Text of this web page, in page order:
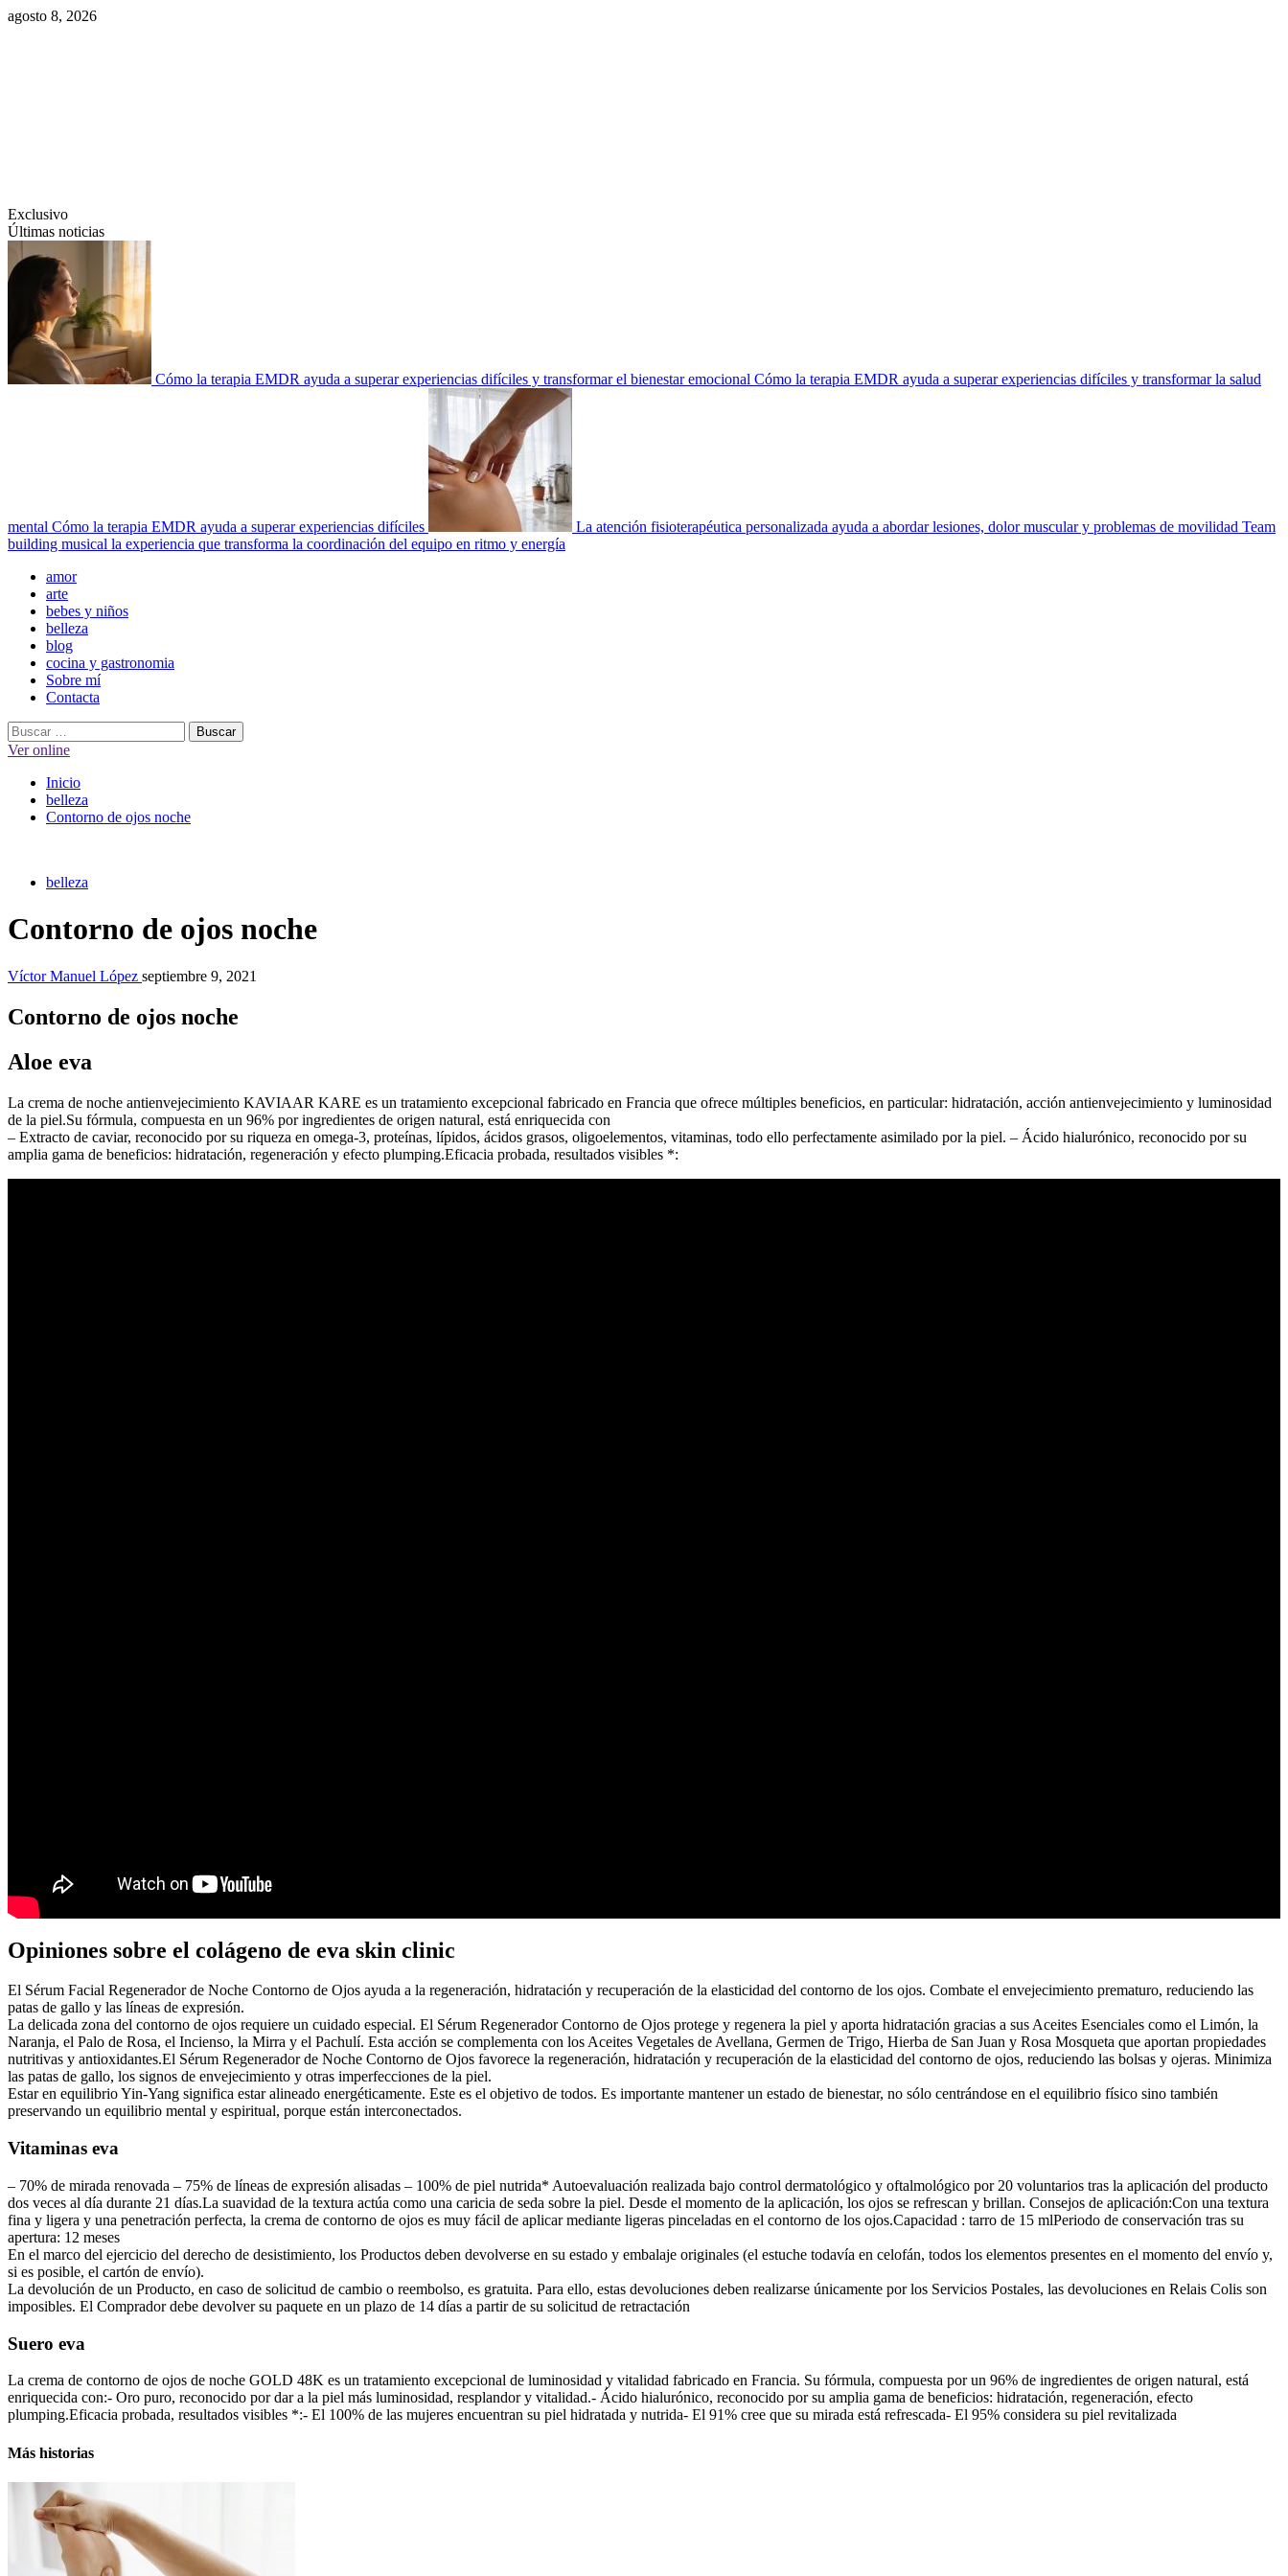
Saltar
agosto 8, 2026
Exclusivo
Últimas noticias
Cómo la terapia EMDR ayuda a superar experiencias difíciles y transformar el bienestar emocional Cómo la terapia EMDR ayuda a superar experiencias difíciles y transformar la salud
mental Cómo la terapia EMDR ayuda a superar experiencias difíciles La atención fisioterapéutica personalizada ayuda a abordar lesiones, dolor muscular y problemas de movilidad Team
building musical la experiencia que transforma la coordinación del equipo en ritmo y energía
Menú
principal
amor
arte
bebes y niños
belleza
blog
cocina y gastronomia
Sobre mí
Contacta
Buscar:
Ver online
Inicio
belleza
Contorno de ojos noche
belleza
Contorno de ojos noche
Víctor Manuel López septiembre 9, 2021
Contorno de ojos noche
Aloe eva
La crema de noche antienvejecimiento KAVIAAR KARE es un tratamiento excepcional fabricado en Francia que ofrece múltiples beneficios, en particular: hidratación, acción antienvejecimiento y luminosidad
de la piel.Su fórmula, compuesta en un 96% por ingredientes de origen natural, está enriquecida con
– Extracto de caviar, reconocido por su riqueza en omega-3, proteínas, lípidos, ácidos grasos, oligoelementos, vitaminas, todo ello perfectamente asimilado por la piel. – Ácido hialurónico, reconocido por su
amplia gama de beneficios: hidratación, regeneración y efecto plumping.Eficacia probada, resultados visibles *:
Opiniones sobre el colágeno de eva skin clinic
El Sérum Facial Regenerador de Noche Contorno de Ojos ayuda a la regeneración, hidratación y recuperación de la elasticidad del contorno de los ojos. Combate el envejecimiento prematuro, reduciendo las
patas de gallo y las líneas de expresión.
La delicada zona del contorno de ojos requiere un cuidado especial. El Sérum Regenerador Contorno de Ojos protege y regenera la piel y aporta hidratación gracias a sus Aceites Esenciales como el Limón, la
Naranja, el Palo de Rosa, el Incienso, la Mirra y el Pachulí. Esta acción se complementa con los Aceites Vegetales de Avellana, Germen de Trigo, Hierba de San Juan y Rosa Mosqueta que aportan propiedades
nutritivas y antioxidantes.El Sérum Regenerador de Noche Contorno de Ojos favorece la regeneración, hidratación y recuperación de la elasticidad del contorno de ojos, reduciendo las bolsas y ojeras. Minimiza
las patas de gallo, los signos de envejecimiento y otras imperfecciones de la piel.
Estar en equilibrio Yin-Yang significa estar alineado energéticamente. Este es el objetivo de todos. Es importante mantener un estado de bienestar, no sólo centrándose en el equilibrio físico sino también
preservando un equilibrio mental y espiritual, porque están interconectados.
Vitaminas eva
– 70% de mirada renovada – 75% de líneas de expresión alisadas – 100% de piel nutrida* Autoevaluación realizada bajo control dermatológico y oftalmológico por 20 voluntarios tras la aplicación del producto
dos veces al día durante 21 días.La suavidad de la textura actúa como una caricia de seda sobre la piel. Desde el momento de la aplicación, los ojos se refrescan y brillan. Consejos de aplicación:Con una textura
fina y ligera y una penetración perfecta, la crema de contorno de ojos es muy fácil de aplicar mediante ligeras pinceladas en el contorno de los ojos.Capacidad : tarro de 15 mlPeriodo de conservación tras su
apertura: 12 meses
En el marco del ejercicio del derecho de desistimiento, los Productos deben devolverse en su estado y embalaje originales (el estuche todavía en celofán, todos los elementos presentes en el momento del envío y,
si es posible, el cartón de envío).
La devolución de un Producto, en caso de solicitud de cambio o reembolso, es gratuita. Para ello, estas devoluciones deben realizarse únicamente por los Servicios Postales, las devoluciones en Relais Colis son
imposibles. El Comprador debe devolver su paquete en un plazo de 14 días a partir de su solicitud de retractación
Suero eva
La crema de contorno de ojos de noche GOLD 48K es un tratamiento excepcional de luminosidad y vitalidad fabricado en Francia. Su fórmula, compuesta por un 96% de ingredientes de origen natural, está
enriquecida con:- Oro puro, reconocido por dar a la piel más luminosidad, resplandor y vitalidad.- Ácido hialurónico, reconocido por su amplia gama de beneficios: hidratación, regeneración, efecto
plumping.Eficacia probada, resultados visibles *:- El 100% de las mujeres encuentran su piel hidratada y nutrida- El 91% cree que su mirada está refrescada- El 95% considera su piel revitalizada
Más historias